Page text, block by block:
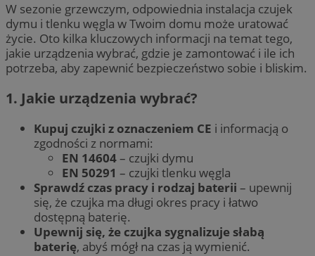
W sezonie grzewczym, odpowiednia instalacja czujek
dymu i tlenku węgla w Twoim domu może uratować
życie. Oto kilka kluczowych informacji na temat tego,
jakie urządzenia wybrać, gdzie je zamontować i ile ich
potrzeba, aby zapewnić bezpieczeństwo sobie i bliskim.
1. Jakie urządzenia wybrać?
Kupuj czujki z oznaczeniem CE i informacją o
zgodności z normami:
EN 14604– czujki dymu
EN 50291 – czujki tlenku węgla
Sprawdź czas pracy i rodzaj baterii – upewnij
się, że czujka ma długi okres pracy i łatwo
dostępną baterię.
Upewnij się, że czujka sygnalizuje słabą
baterię, abyś mógł na czas ją wymienić.